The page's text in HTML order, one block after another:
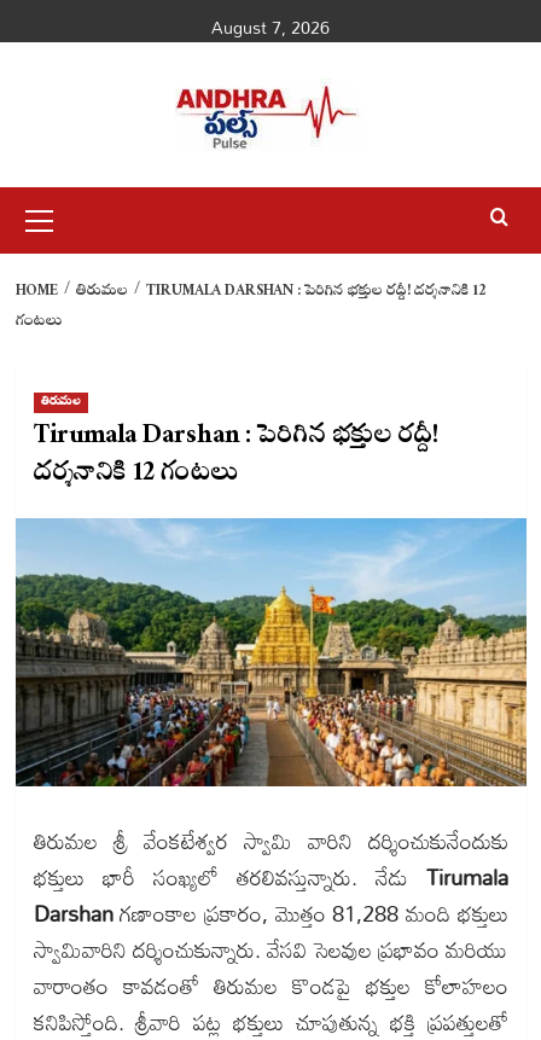
to
August 7, 2026
Menu
HOME తిరుమల
TIRUMALA DARSHAN : పెరిగిన భక్తుల రద్దీ! దర్శనానికి 12
గంటలు
తిరుమల
Tirumala Darshan : పెరిగిన భక్తుల రద్దీ!
దర్శనానికి 12 గంటలు
తిరుమల శ్రీ వేంకటేశ్వర స్వామి వారిని దర్శించుకునేందుకు
భక్తులు భారీ సంఖ్యలో తరలివస్తున్నారు. నేడు Tirumala
Darshanగణాంకాల ప్రకారం, మొత్తం 81,288 మంది భక్తులు
స్వామివారిని దర్శించుకున్నారు. వేసవి సెలవుల ప్రభావం మరియు
వారాంతం కావడంతో తిరుమల కొండపై భక్తుల కోలాహలం
కనిపిస్తోంది. శ్రీవారి పట్ల భక్తులు చూపుతున్న భక్తి ప్రపత్తులతో